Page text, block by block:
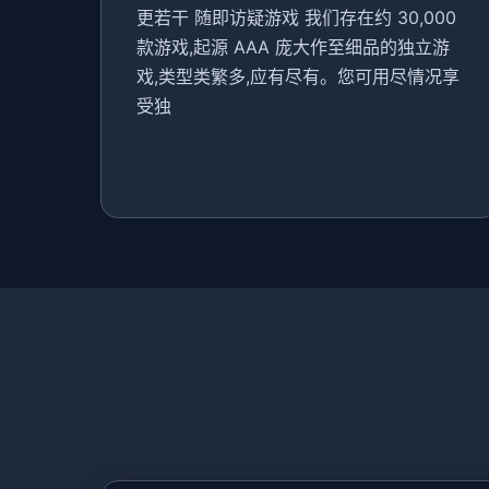
更若干 随即访疑游戏 我们存在约 30,000
款游戏,起源 AAA 庞大作至细品的独立游
戏,类型类繁多,应有尽有。您可用尽情况享
受独